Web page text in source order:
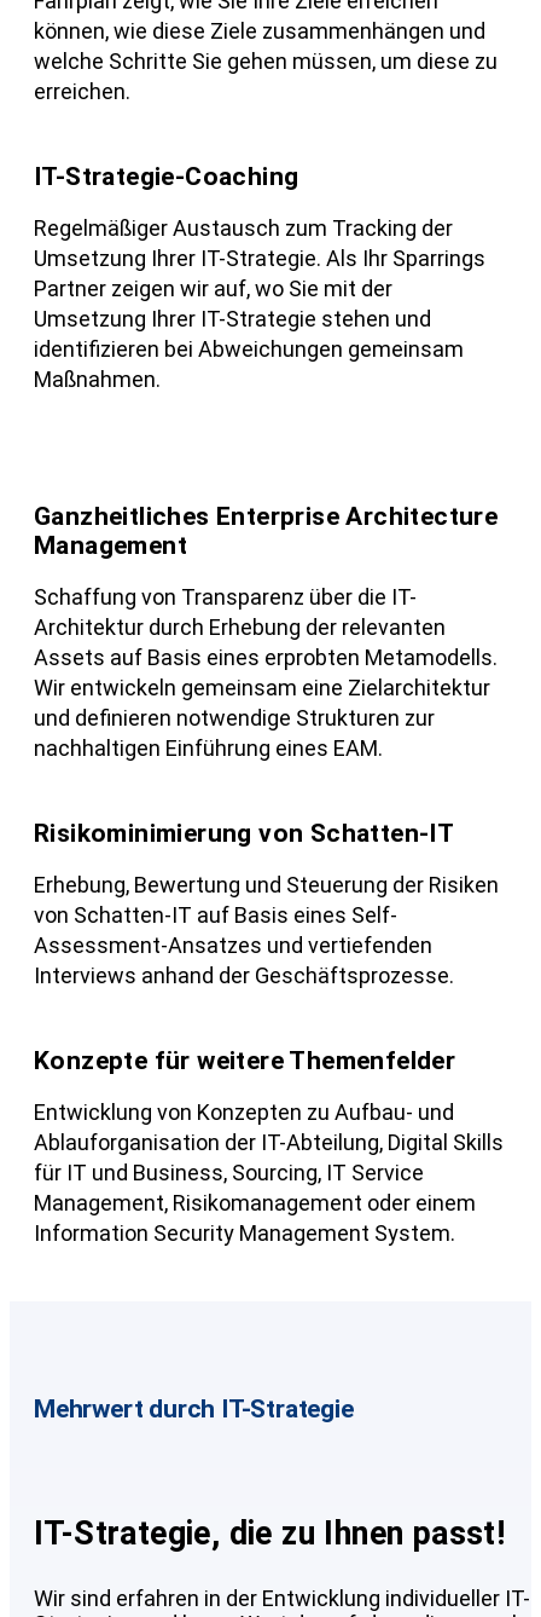
können, wie diese Ziele zusammenhängen und
welche Schritte Sie gehen müssen, um diese zu
erreichen.
IT-Strategie-Coaching
Regelmäßiger Austausch zum Tracking der
Umsetzung Ihrer IT-Strategie. Als Ihr Sparrings
Partner zeigen wir auf, wo Sie mit der
Umsetzung Ihrer IT-Strategie stehen und
identifizieren bei Abweichungen gemeinsam
Maßnahmen.
Ganzheitliches Enterprise Architecture
Management
Schaffung von Transparenz über die IT-
Architektur durch Erhebung der relevanten
Assets auf Basis eines erprobten Metamodells.
Wir entwickeln gemeinsam eine Zielarchitektur
und definieren notwendige Strukturen zur
nachhaltigen Einführung eines EAM.
Risikominimierung von Schatten-IT
Erhebung, Bewertung und Steuerung der Risiken
von Schatten-IT auf Basis eines Self-
Assessment-Ansatzes und vertiefenden
Interviews anhand der Geschäftsprozesse.
Konzepte für weitere Themenfelder
Entwicklung von Konzepten zu Aufbau- und
Ablauforganisation der IT-Abteilung, Digital Skills
für IT und Business, Sourcing, IT Service
Management, Risikomanagement oder einem
Information Security Management System.
Mehrwert durch IT-Strategie
IT-Strategie, die zu Ihnen passt!
Wir sind erfahren in der Entwicklung individueller IT-